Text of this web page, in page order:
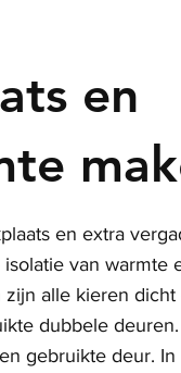
en
en extra
van warmte
alle kieren
dubbele
gebruikte deur.